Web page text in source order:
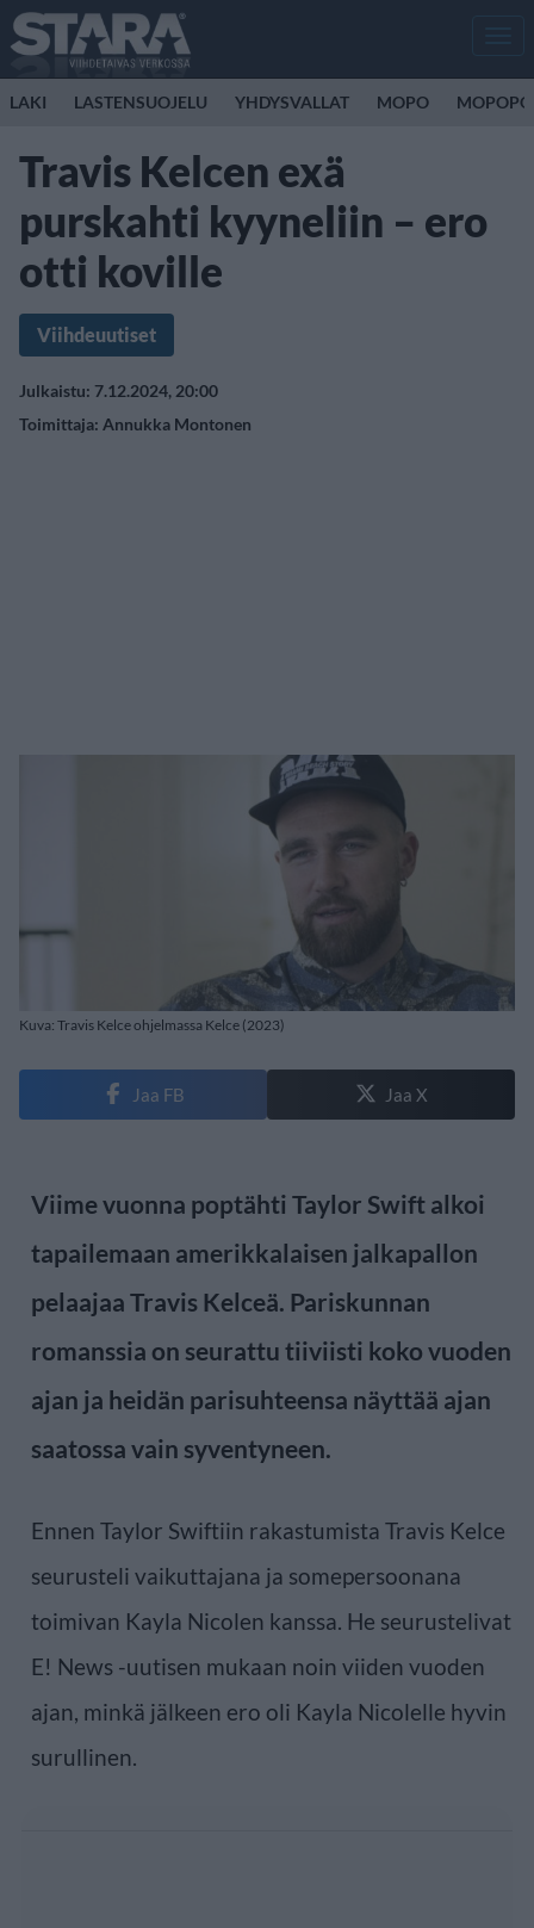
LAKI LASTENSUOJELU YHDYSVALLAT MOPO
Travis Kelcen exä
purskahti kyyneliin – ero
otti koville
Viihdeuutiset
Julkaistu: 7.12.2024, 20:00
Toimittaja: Annukka Montonen
Kuva: Travis Kelce ohjelmassa Kelce (2023)
Jaa FB Jaa X
Viime vuonna poptähti Taylor Swift alkoi
tapailemaan amerikkalaisen jalkapallon
pelaajaa Travis Kelceä. Pariskunnan
romanssia on seurattu tiiviisti koko vuoden
ajan ja heidän parisuhteensa näyttää ajan
saatossa vain syventyneen.
Ennen Taylor Swiftiin rakastumista Travis Kelce
seurusteli vaikuttajana ja somepersoonana
toimivan Kayla Nicolen kanssa. He seurustelivat
E! News -uutisen mukaan noin viiden vuoden
ajan, minkä jälkeen ero oli Kayla Nicolelle hyvin
surullinen.